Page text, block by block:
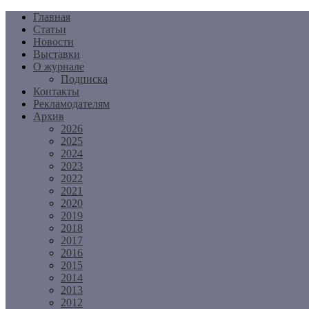
Перейти
содержимому
Главная
Статьи
Новости
Выставки
О журнале
Подписка
Контакты
Рекламодателям
Архив
2026
2025
2024
2023
2022
2021
2020
2019
2018
2017
2016
2015
2014
2013
2012